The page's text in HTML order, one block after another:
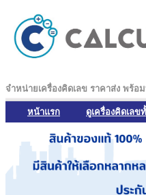
จำหน่ายเครื่องคิดเลข ราคาส่ง พร้อ
หน้าแรก ดูเครื่องคิดเลข